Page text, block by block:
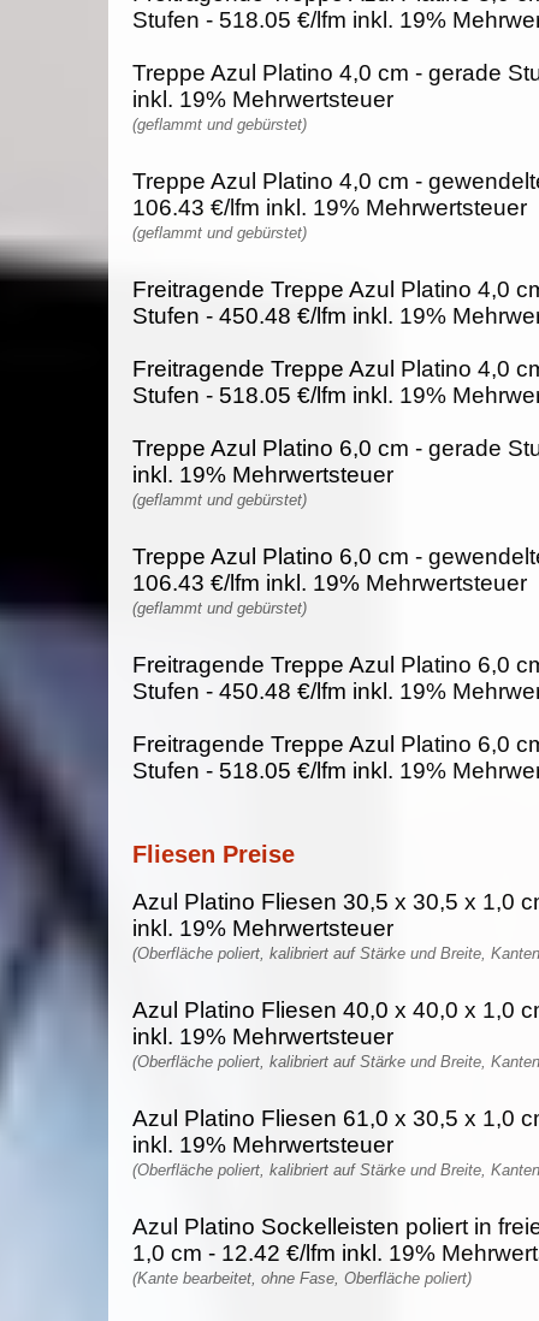
Stufen - 518.05 €/lfm inkl. 19%
Treppe Azul Platino 4,0 cm - gerade
inkl. 19% Mehrwertsteuer
(geflammt und gebürstet)
Treppe Azul Platino 4,0 cm -
106.43 €/lfm inkl. 19% Mehrwertsteuer
(geflammt und gebürstet)
Freitragende Treppe Azul Platino 4,0
Stufen - 450.48 €/lfm inkl. 19%
Freitragende Treppe Azul Platino 4,0
Stufen - 518.05 €/lfm inkl. 19%
Treppe Azul Platino 6,0 cm - gerade
inkl. 19% Mehrwertsteuer
(geflammt und gebürstet)
Treppe Azul Platino 6,0 cm -
106.43 €/lfm inkl. 19% Mehrwertsteuer
(geflammt und gebürstet)
Freitragende Treppe Azul Platino 6,0
Stufen - 450.48 €/lfm inkl. 19%
Freitragende Treppe Azul Platino 6,0
Stufen - 518.05 €/lfm inkl. 19%
Fliesen Preise
Azul Platino Fliesen 30,5 x 30,5 x 1,0
inkl. 19% Mehrwertsteuer
(Oberfläche poliert, kalibriert auf Stärke und Breite,
Azul Platino Fliesen 40,0 x 40,0 x 1,0
inkl. 19% Mehrwertsteuer
(Oberfläche poliert, kalibriert auf Stärke und Breite,
Azul Platino Fliesen 61,0 x 30,5 x 1,0
inkl. 19% Mehrwertsteuer
(Oberfläche poliert, kalibriert auf Stärke und Breite,
Azul Platino Sockelleisten poliert in
1,0 cm - 12.42 €/lfm inkl. 19%
(Kante bearbeitet, ohne Fase, Oberfläche poliert)